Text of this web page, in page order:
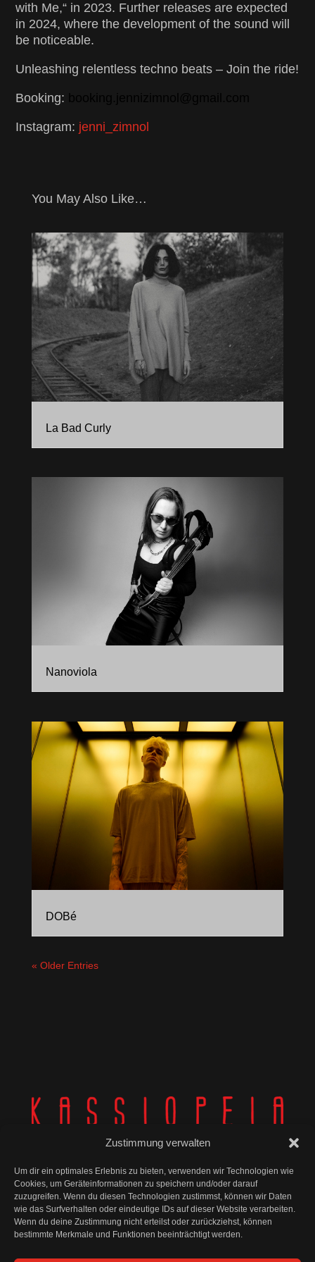
Zustimmung verwalten
Um dir ein optimales Erlebnis zu bieten, verwenden wir Technologien wie
Cookies, um Geräteinformationen zu speichern und/oder darauf
zuzugreifen. Wenn du diesen Technologien zustimmst, können wir Daten
wie das Surfverhalten oder eindeutige IDs auf dieser Website verarbeiten.
Wenn du deine Zustimmung nicht erteilst oder zurückziehst, können
bestimmte Merkmale und Funktionen beeinträchtigt werden.
with Me,“ in 2023. Further releases are expected
in 2024, where the development of the sound will
be noticeable.
Unleashing relentless techno beats – Join the ride!
Booking:
Instagram: jenni_zimnol
You May Also Like…
La Bad Curly
Nanoviola
DOBé
« Older Entries
© Kassiopeia 2025